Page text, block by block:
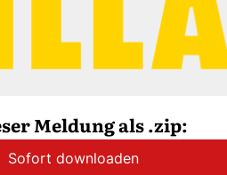
Meldung als .zip:
Sofort downloaden